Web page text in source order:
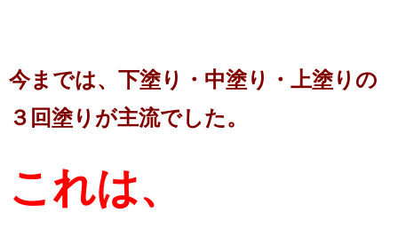
今までは、下塗り・中塗り・上塗りの
３回塗りが主流でした。
これは、